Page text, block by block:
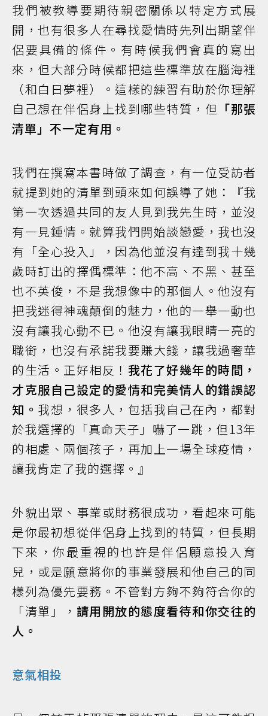
我們被教導要期待親密關係以特定方式展
開，也有很多人在尋找愛情時先列出期望伴
侶要具備的條件。有時候我們會真的寫出
來，但大部分時候都把這些標準放在腦海裡
（和白日夢裡）。這樣的練習有助於你理解
自己想在伴侶身上找到哪些特質，但 「那張
清單」不一定有用。
我們在撰寫本書時做了調查，有一位受訪者
就提到她的清單到頭來如何誤導了她：『我
第一次透過共同的友人見到我先生時，並沒
有一見鍾情。就算我們開始談戀愛，我也沒
有「全心投入」，因為他並沒有達到我十幾
歲時訂出的擇偶標準：他不高、不黑、甚至
也不英俊，不是我想像中的那個人。他沒有
把我迷得神魂顛倒的魅力，他的一舉一動也
沒有讓我心動不已。他沒有讓我眼睛一亮的
職銜，也沒有承諾我要賺大錢，讓我過奢華
的生活。正好相反！ 我花了好幾年的時間，
才克服自己設定的愛情和完美情人的錯誤認
知。 我想，很多人，包括我自己在內，都對
於我選擇的「真命天子」嚇了一跳，但13年
的相處、兩個孩子，再加上一場全球疫情，
讓我肯定了我的選擇。』
外貌出眾、事業或財務很成功，看起來可能
是你最初想從伴侶身上找到的特質，但長期
下來，你最重視的也許是伴侶願意投入育
兒，或是願意將你的事業發展和他自己的同
樣列為優先要務。不管對方夠不夠符合你的
「清單」， 請用開放的態度看待和你交往的
人。
意氣相投